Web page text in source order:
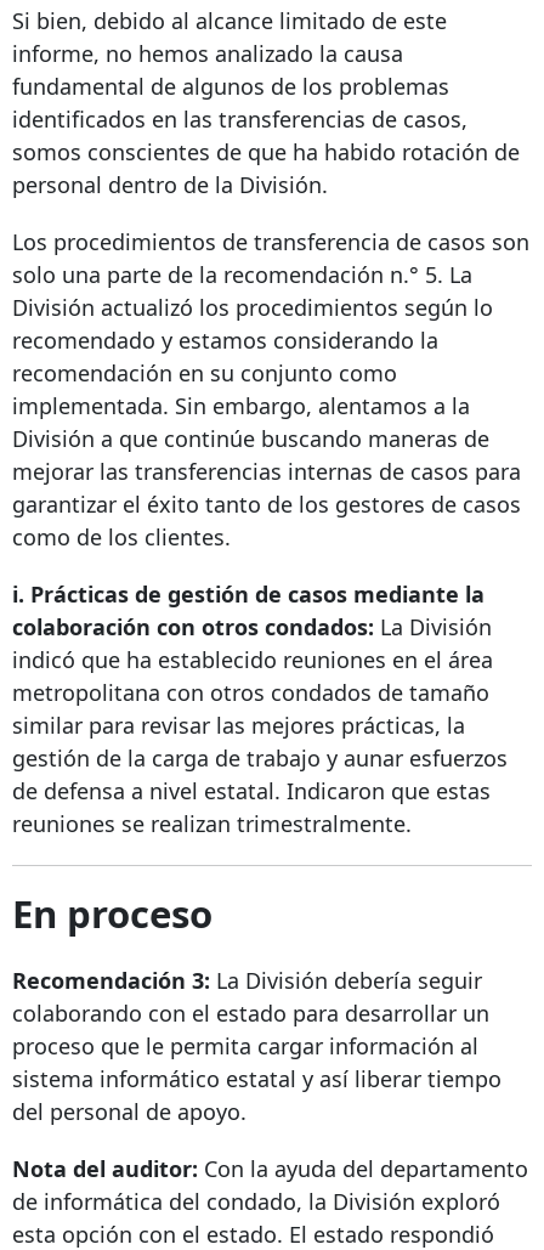
Si bien, debido al alcance limitado de este
informe, no hemos analizado la causa
fundamental de algunos de los problemas
identificados en las transferencias de casos,
somos conscientes de que ha habido rotación de
personal dentro de la División.
Los procedimientos de transferencia de casos son
solo una parte de la recomendación n.° 5. La
División actualizó los procedimientos según lo
recomendado y estamos considerando la
recomendación en su conjunto como
implementada. Sin embargo, alentamos a la
División a que continúe buscando maneras de
mejorar las transferencias internas de casos para
garantizar el éxito tanto de los gestores de casos
como de los clientes.
i. Prácticas de gestión de casos mediante la
colaboración con otros condados: La División
indicó que ha establecido reuniones en el área
metropolitana con otros condados de tamaño
similar para revisar las mejores prácticas, la
gestión de la carga de trabajo y aunar esfuerzos
de defensa a nivel estatal. Indicaron que estas
reuniones se realizan trimestralmente.
En proceso
Recomendación 3: La División debería seguir
colaborando con el estado para desarrollar un
proceso que le permita cargar información al
sistema informático estatal y así liberar tiempo
del personal de apoyo.
Nota del auditor: Con la ayuda del departamento
de informática del condado, la División exploró
esta opción con el estado. El estado respondió